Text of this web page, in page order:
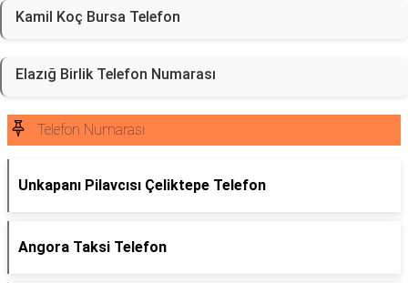
Kamil Koç Bursa Telefon
Elazığ Birlik Telefon Numarası
Telefon Numarası
Unkapanı Pilavcısı Çeliktepe Telefon
Angora Taksi Telefon